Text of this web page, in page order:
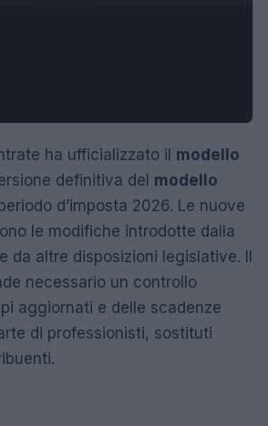
ha ufficializzato il modello
definitiva del modello
d’imposta 2026. Le nuove
le modifiche introdotte dalla
da altre disposizioni legislative. Il
necessario un controllo
aggiornati e delle scadenze
di professionisti, sostituti